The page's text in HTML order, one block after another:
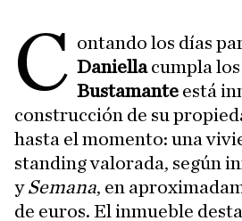
C ontando los días
Daniellacumpla
Bustamante está
construcción de su
hasta el momento: una
standing valorada, según
ySemana, en
de euros. El inmueble